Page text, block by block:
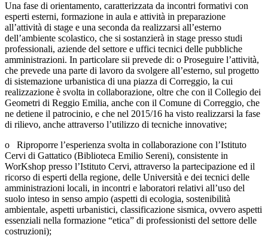
Una fase di orientamento, caratterizzata da incontri formativi con
esperti esterni, formazione in aula e attività in preparazione
all’attività di stage e una seconda da realizzarsi all’esterno
dell’ambiente scolastico, che si sostanzierà in stage presso studi
professionali, aziende del settore e uffici tecnici delle pubbliche
amministrazioni. In particolare sii prevede di: o Proseguire l’attività,
che prevede una parte di lavoro da svolgere all’esterno, sul progetto
di sistemazione urbanistica di una piazza di Correggio, la cui
realizzazione è svolta in collaborazione, oltre che con il Collegio dei
Geometri di Reggio Emilia, anche con il Comune di Correggio, che
ne detiene il patrocinio, e che nel 2015/16 ha visto realizzarsi la fase
di rilievo, anche attraverso l’utilizzo di tecniche innovative;
o Riproporre l’esperienza svolta in collaborazione con l’Istituto
Cervi di Gattatico (Biblioteca Emilio Sereni), consistente in
WorKshop presso l’Istituto Cervi, attraverso la partecipazione ed il
ricorso di esperti della regione, delle Università e dei tecnici delle
amministrazioni locali, in incontri e laboratori relativi all’uso del
suolo inteso in senso ampio (aspetti di ecologia, sostenibilità
ambientale, aspetti urbanistici, classificazione sismica, ovvero aspetti
essenziali nella formazione “etica” di professionisti del settore delle
costruzioni);